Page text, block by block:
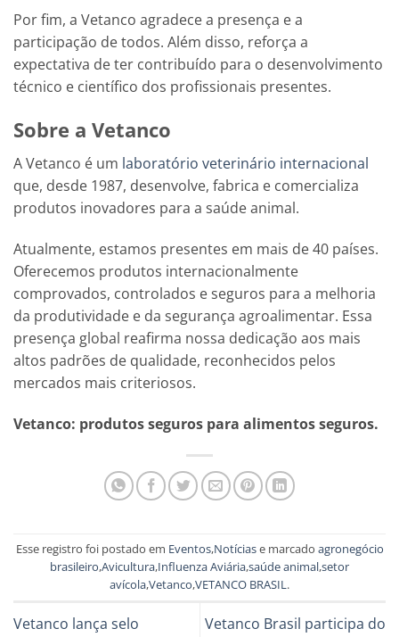
Por fim, a Vetanco agradece a presença e a
participação de todos. Além disso, reforça a
expectativa de ter contribuído para o desenvolvimento
técnico e científico dos profissionais presentes.
Sobre a Vetanco
A Vetanco é um laboratório veterinário internacional
que, desde 1987, desenvolve, fabrica e comercializa
produtos inovadores para a saúde animal.
Atualmente, estamos presentes em mais de 40 países.
Oferecemos produtos internacionalmente
comprovados, controlados e seguros para a melhoria
da produtividade e da segurança agroalimentar. Essa
presença global reafirma nossa dedicação aos mais
altos padrões de qualidade, reconhecidos pelos
mercados mais criteriosos.
Vetanco: produtos seguros para alimentos seguros.
Esse registro foi postado em Eventos,Notíciase marcado agronegócio
brasileiro,Avicultura,Influenza Aviária,saúde animal,setor
avícola,Vetanco,VETANCO BRASIL.
Vetanco lança selo
Vetanco Brasil participa do